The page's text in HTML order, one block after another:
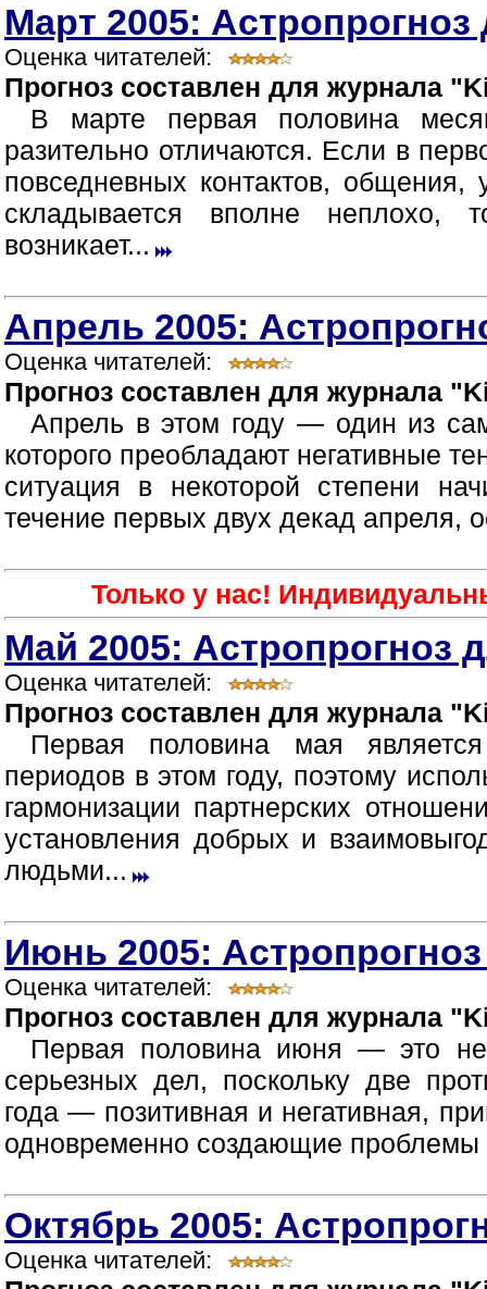
Март 2005: Астропрогноз
Оценка читателей:
Прогноз составлен для журнала
В марте первая половина
разительно отличаются. Если в
повседневных контактов,
складывается вполне неплохо,
возникает...
Апрель 2005:
Оценка читателей:
Прогноз составлен для журнала
Апрель в этом году — один из
которого преобладают негативные
ситуация в некоторой степени
течение первых двух декад апреля,
Только у нас!
Май 2005: Астропрогноз
Оценка читателей:
Прогноз составлен для журнала
Первая половина мая
периодов в этом году, поэтому
гармонизации партнерских
установления добрых и
людьми...
Июнь 2005:
Оценка читателей:
Прогноз составлен для журнала
Первая половина июня — это
серьезных дел, поскольку две
года — позитивная и негативная,
одновременно создающие
Октябрь 2005:
Оценка читателей: